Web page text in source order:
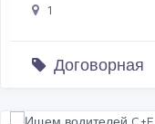
1
Договорная